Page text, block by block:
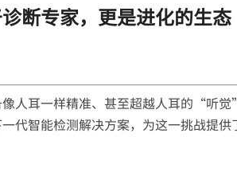
断专家，更是进化的生
人耳一样精准、甚至超越人耳的“听
智能检测解决方案，为这一挑战提供